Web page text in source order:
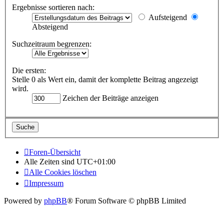
Ergebnisse sortieren nach:
Aufsteigend
Absteigend
Suchzeitraum begrenzen:
Die ersten:
Stelle 0 als Wert ein, damit der komplette Beitrag angezeigt
wird.
Zeichen der Beiträge anzeigen
Foren-Übersicht
Alle Zeiten sind UTC+01:00
Alle Cookies löschen
Impressum
Powered by phpBB® Forum Software © phpBB Limited